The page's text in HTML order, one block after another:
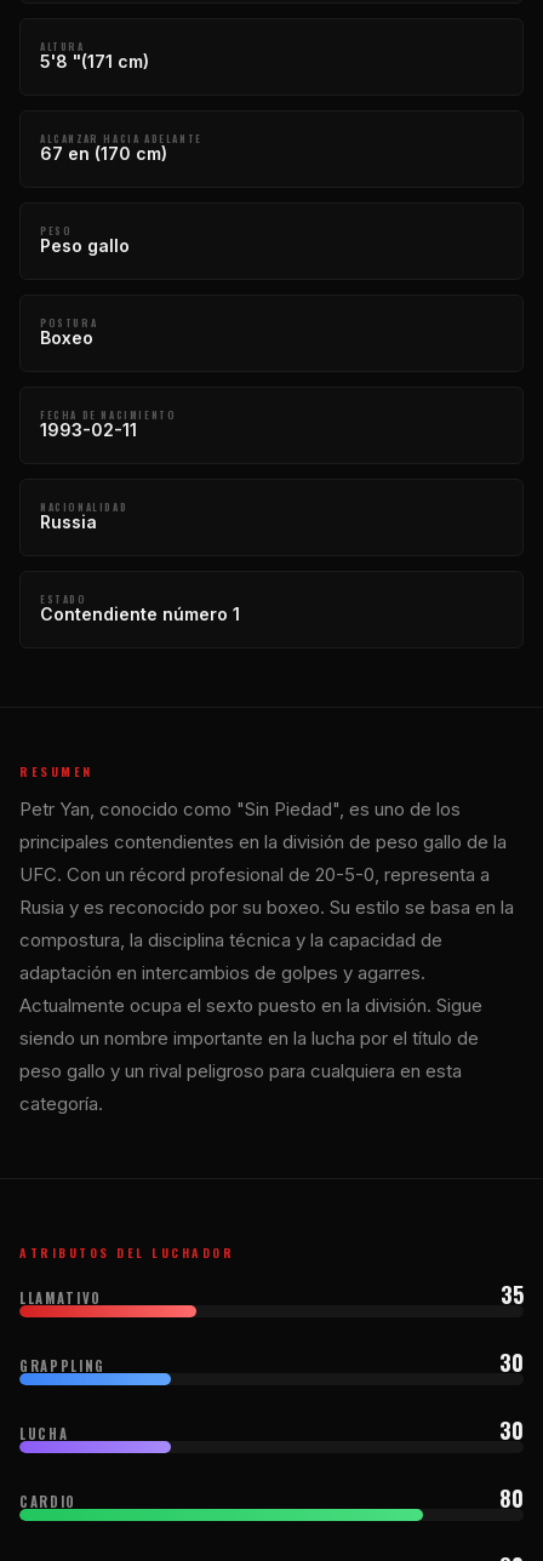
ALTURA
5'8 "(171 cm)
ALCANZAR HACIA ADELANTE
67 en (170 cm)
PESO
Peso gallo
POSTURA
Boxeo
FECHA DE NACIMIENTO
1993-02-11
NACIONALIDAD
Russia
ESTADO
Contendiente número 1
RESUMEN
Petr Yan, conocido como "Sin Piedad", es uno de los
principales contendientes en la división de peso gallo de la
UFC. Con un récord profesional de 20-5-0, representa a
Rusia y es reconocido por su boxeo. Su estilo se basa en la
compostura, la disciplina técnica y la capacidad de
adaptación en intercambios de golpes y agarres.
Actualmente ocupa el sexto puesto en la división. Sigue
siendo un nombre importante en la lucha por el título de
peso gallo y un rival peligroso para cualquiera en esta
categoría.
ATRIBUTOS DEL LUCHADOR
LLAMATIVO 35
GRAPPLING 30
LUCHA 30
CARDIO 80